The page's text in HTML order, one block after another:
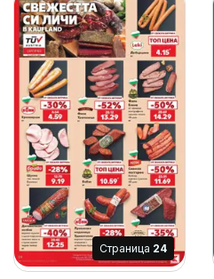
Cтраница 24